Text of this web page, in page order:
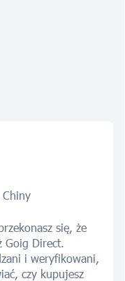
się, że
Goig Direct.
i weryfikowani,
czy kupujesz